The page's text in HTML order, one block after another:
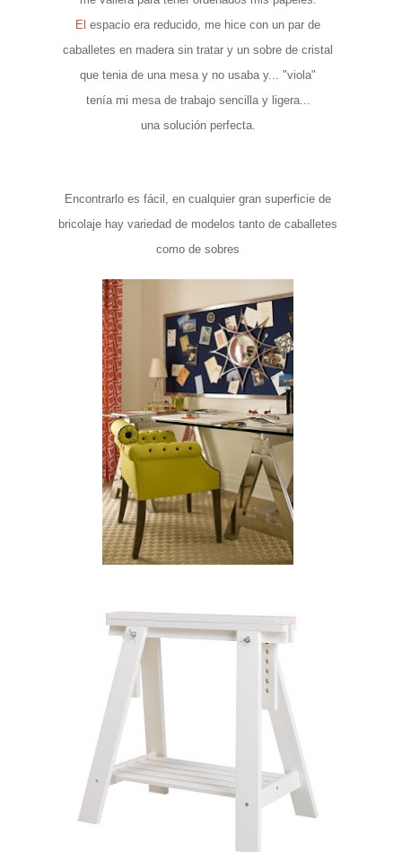
El espacio era reducido, me hice con un par de
caballetes en madera sin tratar y un sobre de cristal
que tenia de una mesa y no usaba y... "viola"
tenía mi mesa de trabajo sencilla y ligera...
una solución perfecta.
Encontrarlo es fácil, en cualquier gran superficie de
bricolaje hay variedad de modelos tanto de caballetes
como de sobres